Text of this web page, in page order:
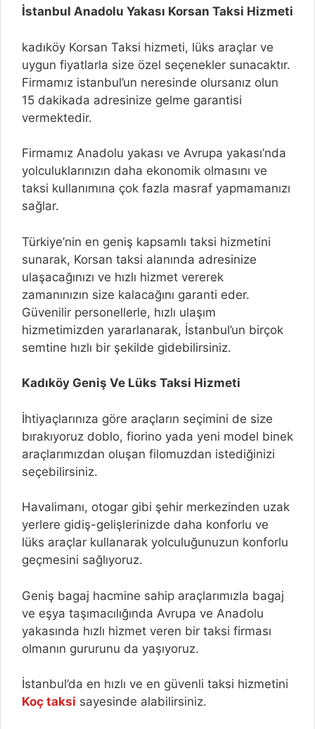
İstanbul Anadolu Yakası Korsan Taksi Hizmeti
kadıköy Korsan Taksi hizmeti, lüks araçlar ve
uygun fiyatlarla size özel seçenekler sunacaktır.
Firmamız istanbul’un neresinde olursanız olun
15 dakikada adresinize gelme garantisi
vermektedir.
Firmamız Anadolu yakası ve Avrupa yakası’nda
yolculuklarınızın daha ekonomik olmasını ve
taksi kullanımına çok fazla masraf yapmamanızı
sağlar.
Türkiye’nin en geniş kapsamlı taksi hizmetini
sunarak, Korsan taksi alanında adresinize
ulaşacağınızı ve hızlı hizmet vererek
zamanınızın size kalacağını garanti eder.
Güvenilir personellerle, hızlı ulaşım
hizmetimizden yararlanarak, İstanbul’un birçok
semtine hızlı bir şekilde gidebilirsiniz.
Kadıköy Geniş Ve Lüks Taksi Hizmeti
İhtiyaçlarınıza göre araçların seçimini de size
bırakıyoruz doblo, fiorino yada yeni model binek
araçlarımızdan oluşan filomuzdan istediğinizi
seçebilirsiniz.
Havalimanı, otogar gibi şehir merkezinden uzak
yerlere gidiş-gelişlerinizde daha konforlu ve
lüks araçlar kullanarak yolculuğunuzun konforlu
geçmesini sağlıyoruz.
Geniş bagaj hacmine sahip araçlarımızla bagaj
ve eşya taşımacılığında Avrupa ve Anadolu
yakasında hızlı hizmet veren bir taksi firması
olmanın gururunu da yaşıyoruz.
İstanbul’da en hızlı ve en güvenli taksi hizmetini
Koç taksi sayesinde alabilirsiniz.